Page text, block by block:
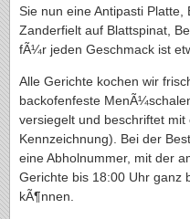
Sie nun eine Antipasti Platte,
Zanderfielt auf Blattspinat,
fÃ¼r jeden Geschmack ist
Alle Gerichte kochen wir
backofenfeste
versiegelt und beschriftet
Kennzeichnung). Bei der
eine Abholnummer, mit der
Gerichte bis 18:00 Uhr ganz
kÃ¶nnen.